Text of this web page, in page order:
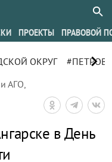
ПРОЕКТЫ ПРАВОВОЙ
ОКРУГ #ПЕТРОВ
chevron_right
АГО,
в День